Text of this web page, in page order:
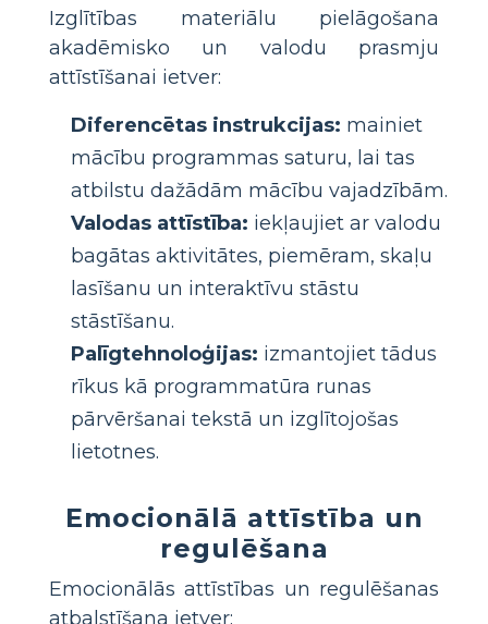
Izglītības materiālu pielāgošana
akadēmisko un valodu prasmju
attīstīšanai ietver:
Diferencētas instrukcijas: mainiet
mācību programmas saturu, lai tas
atbilstu dažādām mācību vajadzībām.
Valodas attīstība: iekļaujiet ar valodu
bagātas aktivitātes, piemēram, skaļu
lasīšanu un interaktīvu stāstu
stāstīšanu.
Palīgtehnoloģijas: izmantojiet tādus
rīkus kā programmatūra runas
pārvēršanai tekstā un izglītojošas
lietotnes.
Emocionālā attīstība un
regulēšana
Emocionālās attīstības un regulēšanas
atbalstīšana ietver: